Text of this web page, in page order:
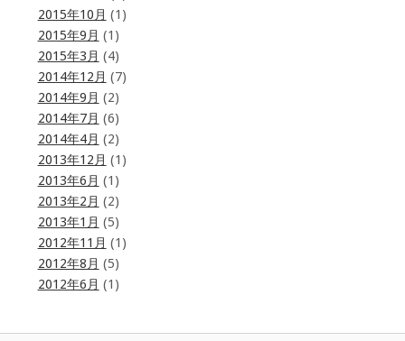
2015年10月 (1)
2015年9月 (1)
2015年3月 (4)
2014年12月 (7)
2014年9月 (2)
2014年7月 (6)
2014年4月 (2)
2013年12月 (1)
2013年6月 (1)
2013年2月 (2)
2013年1月 (5)
2012年11月 (1)
2012年8月 (5)
2012年6月 (1)